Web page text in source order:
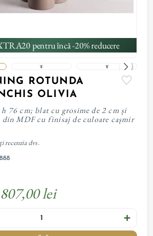
pentru încă -20% reducere
ROTUNDA
OLIVIA
76 cm; blat cu grosime de 2 cm și
MDF cu finisaj de culoare cașmir
recenzia dvs.
lei